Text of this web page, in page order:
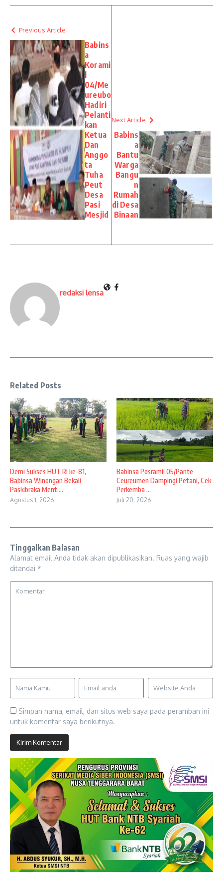
Previous Article
Babins
a
Korami
l
04/Me
ureubo
Hadiri
Pelanti
kan
Ketua
Dan
Anggo
ta
Tuha
Peut
Desa
Pasi
Mesjid
Next Article
Babins
a
Bantu
Warga
Bangu
n
Rumah
di Desa
Binaan
redaksi lensa
Related Posts
Demi Sukses HUT RI ke-81,
Babinsa Winongan Bekali
Paskibraka Ment ...
Agustus 1, 2026
Babinsa Posramil 05/Pante
Ceureumen Dampingi Petani, Cek
Perkemba ...
Juli 20, 2026
Tinggalkan Balasan
Alamat email Anda tidak akan dipublikasikan. Ruas yang wajib
ditandai *
Simpan nama, email, dan situs web saya pada peramban ini
untuk komentar saya berikutnya.